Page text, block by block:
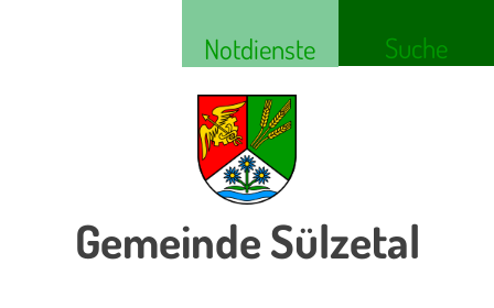
Notdienste Suche
Gemeinde Sülzetal